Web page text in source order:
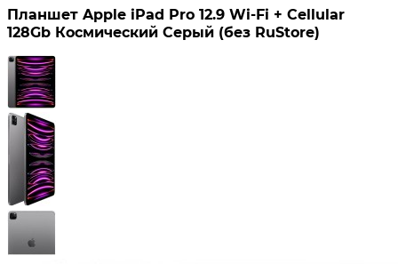
Планшет Apple iPad Pro 12.9 Wi-Fi + Cellular
128Gb Космический Серый (без RuStore)